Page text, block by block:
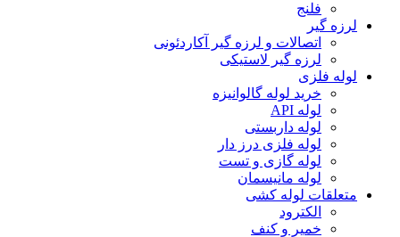
فلنج
لرزه گیر
اتصالات و لرزه گیر آکاردئونی
لرزه گیر لاستیکی
لوله فلزی
خرید لوله گالوانیزه
لوله API
لوله داربستی
لوله فلزی درز دار
لوله گازی و تست
لوله مانیسمان
متعلقات لوله کشی
الکترود
خمیر و کنف